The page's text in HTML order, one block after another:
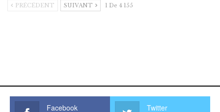
PRÉCÉDENT SUIVANT 1 De 4 155
Facebook Twitter